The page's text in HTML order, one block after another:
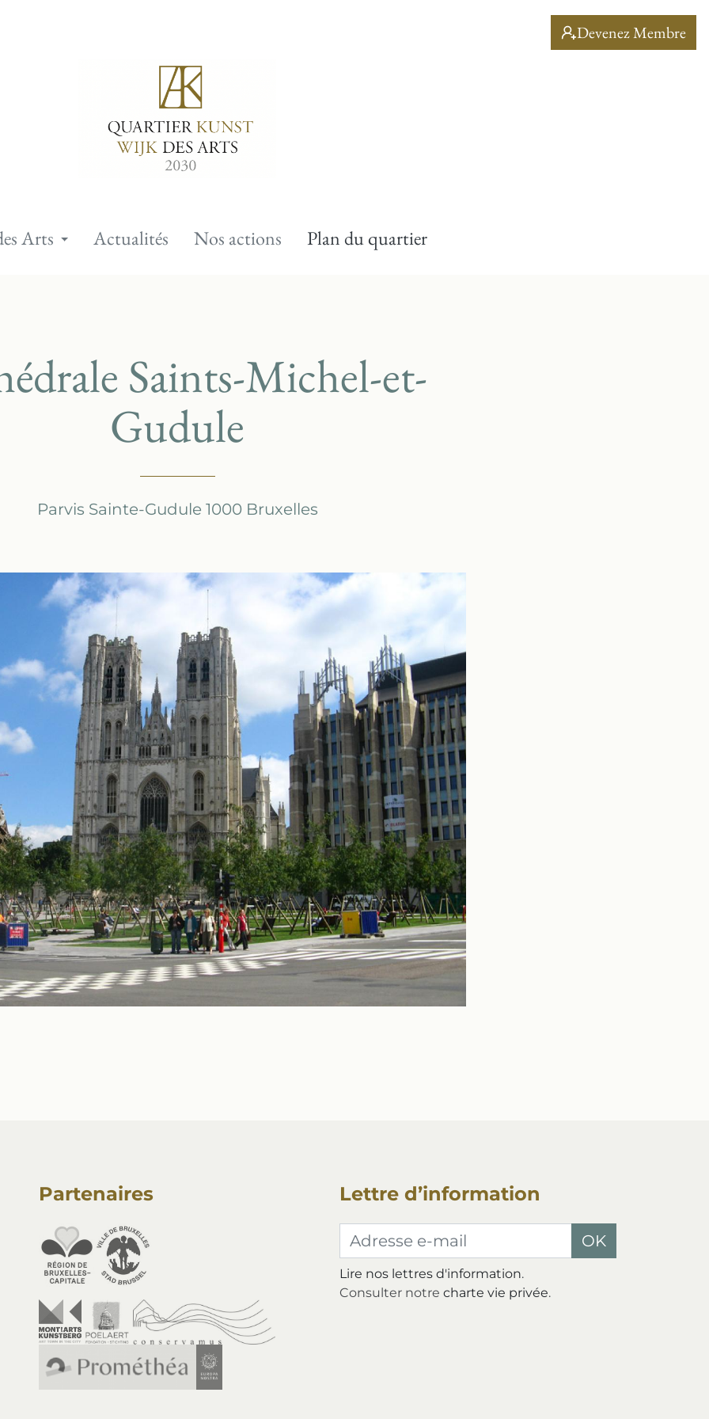
Devenez Membre
Arts Actualités Nos actions Plan du quartier
Saints-Michel-et-
Gudule
Parvis Sainte-Gudule 1000 Bruxelles
Partenaires Lettre d’information
Adresse e-mail OK
Lire nos lettres d'information.
Consulter notre charte vie privée.